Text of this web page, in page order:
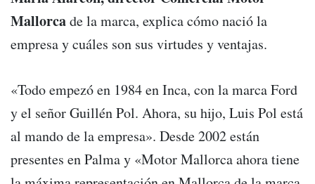
Mallorcade la marca, explica cómo nació la
empresa y cuáles son sus virtudes y ventajas.
«Todo empezó en 1984 en Inca, con la marca Ford
y el señor Guillén Pol. Ahora, su hijo, Luis Pol está
al mando de la empresa». Desde 2002 están
presentes en Palma y «Motor Mallorca ahora tiene